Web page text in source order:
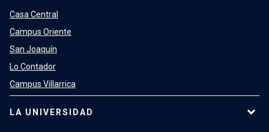
Casa Central
Campus Oriente
San Joaquín
Lo Contador
Campus Villarrica
LA UNIVERSIDAD